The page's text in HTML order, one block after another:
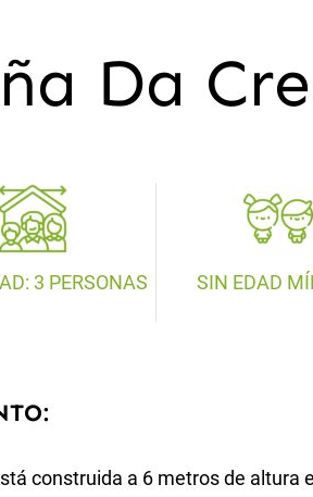
Da
3 PERSONAS SIN EDAD
construida a 6 metros de